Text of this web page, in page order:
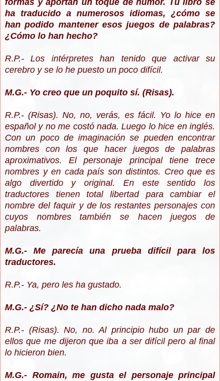
formas y aportan un toque de humor. Tu libro se
ha traducido a numerosos idiomas, ¿cómo se
han podido mantener esos juegos de palabras?
¿Cómo lo han hecho?
R.P.- Los intérpretes han tenido que activar su
cerebro y se lo he puesto un poco difícil.
M.G.- Yo creo que un poquito sí. (Risas).
R.P.- (Risas). No, no, verás, es fácil. Yo lo hice en
español y no me costó nada. Luego lo hice en inglés.
Con un poco de imaginación se pueden encontrar
nombres con los que hacer juegos de palabras
aproximativos. El personaje principal tiene trece
nombres y en cada país son distintos. Creo que es
algo divertido y original. En este sentido los
traductores tienen total libertad para cambiar el
nombre del faquir y de los restantes personajes con
cuyos nombres también se hacen juegos de
palabras.
M.G.- Me parecía una prueba difícil para los
traductores.
R.P.- Ya, pero les ha gustado.
M.G.- ¿Sí? ¿No te han dicho nada malo?
R.P.- (Risas). No, no. Al principio hubo un par de
ellos que me dijeron que iba a ser difícil pero al final
lo hicieron bien.
M.G.- Romain, me gusta el personaje principal